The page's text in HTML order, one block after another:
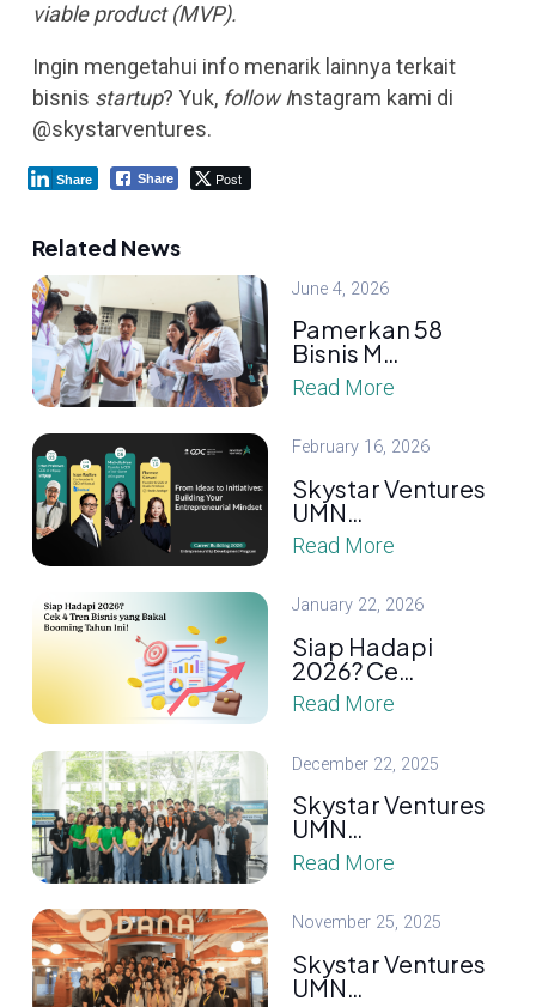
viable product (MVP).
Ingin mengetahui info menarik lainnya terkait
bisnis startup? Yuk, follow Instagram kami di
@skystarventures.
Share Post
Share
Related News
June 4, 2026
Pamerkan 58
Bisnis M…
Read More
February 16, 2026
Skystar Ventures
UMN…
Read More
January 22, 2026
Siap Hadapi
2026? Ce…
Read More
December 22, 2025
Skystar Ventures
UMN…
Read More
November 25, 2025
Skystar Ventures
UMN…